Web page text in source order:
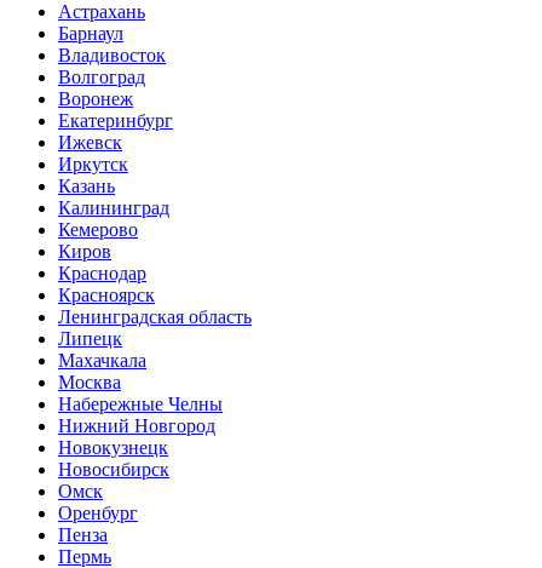
Астрахань
Барнаул
Владивосток
Волгоград
Воронеж
Екатеринбург
Ижевск
Иркутск
Казань
Калининград
Кемерово
Киров
Краснодар
Красноярск
Ленинградская область
Липецк
Махачкала
Москва
Набережные Челны
Нижний Новгород
Новокузнецк
Новосибирск
Омск
Оренбург
Пенза
Пермь